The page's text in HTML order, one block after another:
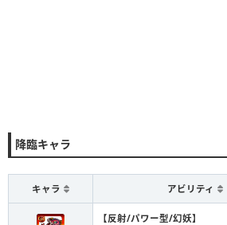
降臨キャラ
キャラ アビリティ
【反射/パワー型/幻妖】